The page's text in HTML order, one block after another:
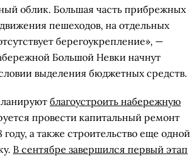
облик. Большая часть прибрежных
пешеходов, на отдельных
берегоукрепление», —
Большой Невки начнут
выделения бюджетных средств.
благоустроить набережную
провести капитальный ремонт
году, а также строительство еще одной
В сентябре завершился первый этап